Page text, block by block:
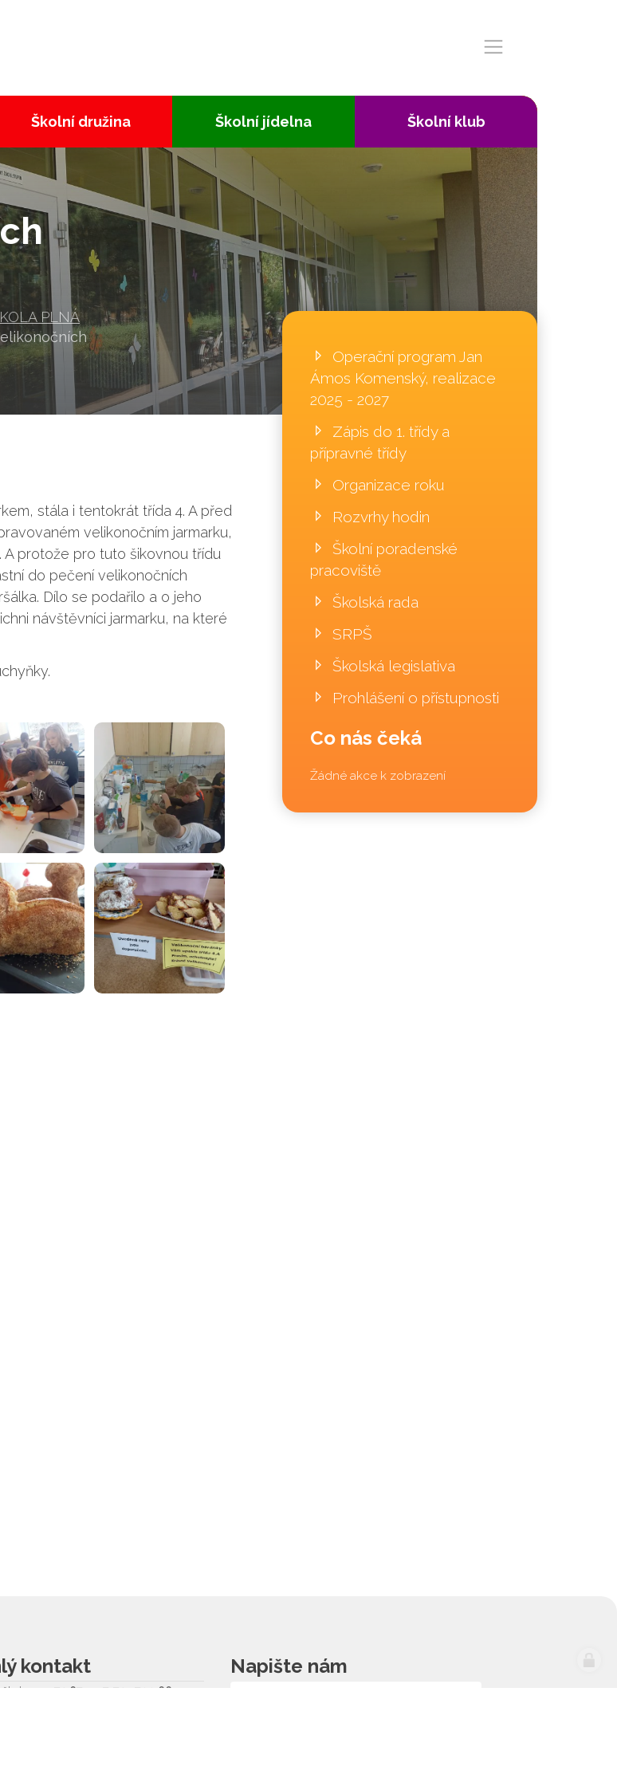
PLNÁ
Školní družina Školní jídelna Školní klub
stála i tentokrát třída 4. A před
velikonočním jarmarku,
protože pro tuto šikovnou třídu
do pečení velikonočních
Dílo se podařilo a o jeho
návštěvníci jarmarku, na které
Operační program Jan
Ámos Komenský, realizace
2025 - 2027
Zápis do 1. třídy a
přípravné třídy
Organizace roku
Rozvrhy hodin
Školní poradenské
pracoviště
Školská rada
SRPŠ
Školská legislativa
Prohlášení o přístupnosti
Co nás čeká
Žádné akce k zobrazení
kontakt
572 675 117, 725 700 665
Napište nám